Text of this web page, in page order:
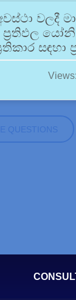
වලදී
සඳහා
QUESTIONS